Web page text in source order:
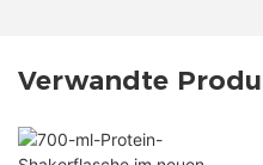
Verwandte